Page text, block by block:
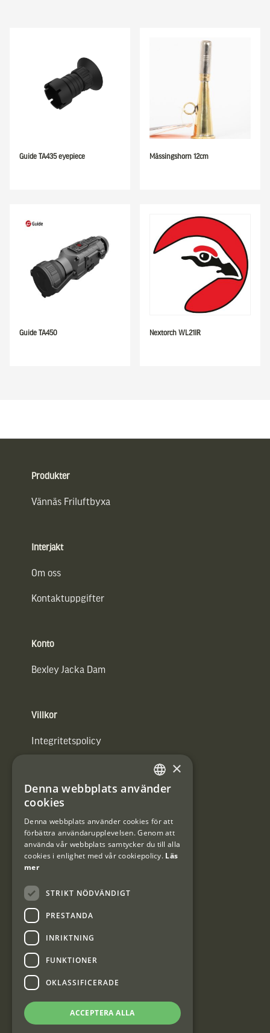
Guide TA435 eyepiece Mässingshorn 12cm
Guide TA450 Nextorch WL21IR
Produkter
Vännäs Friluftbyxa
Interjakt
Om oss
Kontaktuppgifter
Konto
Bexley Jacka Dam
Villkor
Integritetspolicy
#Interjaktfamily
Kundklubb
Information om kundklubben.
Interjakt Sweden AB, Årjäng
SWEDISH
×
Denna webbplats använder
cookies
Denna webbplats använder cookies för att
förbättra användarupplevelsen. Genom att
använda vår webbplats samtycker du till alla
cookies i enlighet med vår cookiepolicy. Läs
mer
STRIKT NÖDVÄNDIGT
PRESTANDA
INRIKTNING
FUNKTIONER
OKLASSIFICERADE
ACCEPTERA ALLA